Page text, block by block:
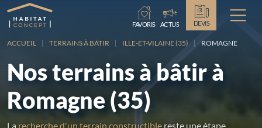
Chargement...
FAVORIS
ACTUS DEVIS
ACCUEIL TERRAINS À BÂTIR ILLE-ET-VILAINE (35) ROMAGNE
Nos terrains à bâtir à
Romagne (35)
La recherche d'un terrain constructible reste une étape